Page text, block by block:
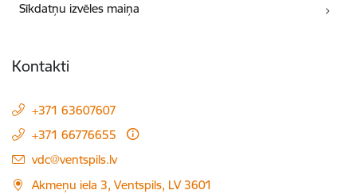
Sīkdatņu izvēles maiņa
Kontakti
+371 63607607
+371 66776655
E-pasts:
vdc@ventspils.lv
Akmeņu iela 3, Ventspils, LV 3601